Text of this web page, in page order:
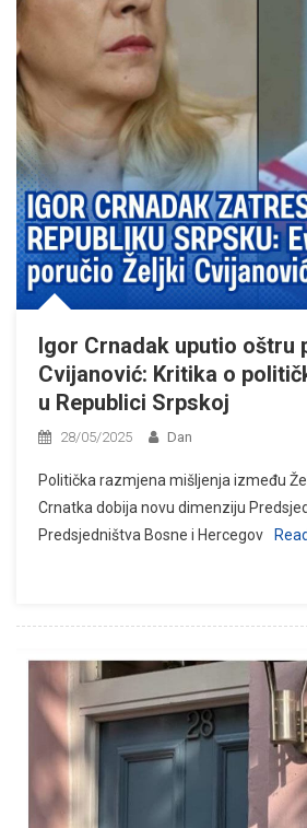
Igor Crnadak uputio oštru
Cvijanović: Kritika o
u Republici Srpskoj
28/05/2025 Dan
Politička razmjena mišljenja između
Crnatka dobija novu dimenziju
Predsjedništva Bosne i Hercegov